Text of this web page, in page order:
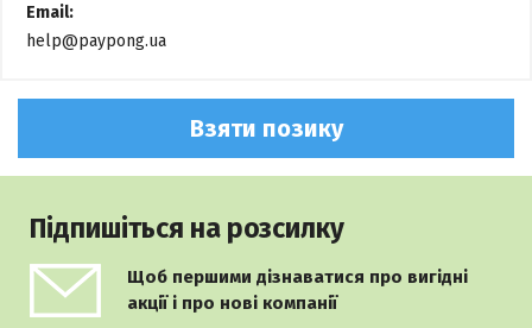
Email:
help@paypong.ua
Взяти позику
Підпишіться на розсилку
Щоб першими дізнаватися про вигідні
акції і про нові компанії